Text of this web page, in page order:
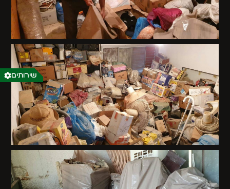
שירותים